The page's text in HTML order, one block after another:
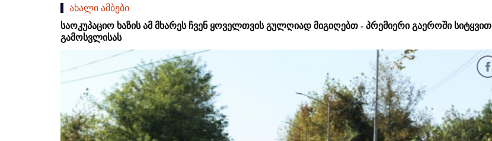
ახალი ამბები
საოკუპაციო ხაზის ამ მხარეს ჩვენ ყოველთვის გულღიად მიგიღებთ - პრემიერი გაეროში სიტყვით
გამოსვლისას